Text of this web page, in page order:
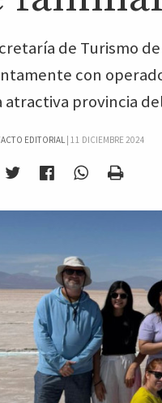
de Turismo
con
atractiva provincia
EDITORIAL | 11 DICIEMBRE 2024